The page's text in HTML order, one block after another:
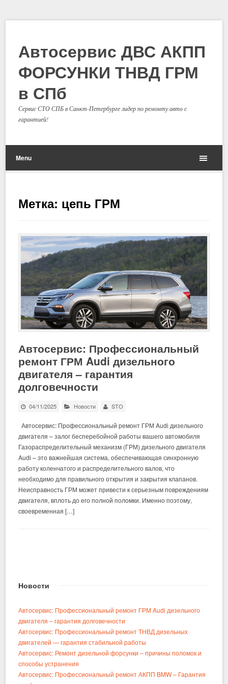
Автосервис ДВС АКПП
ФОРСУНКИ ТНВД ГРМ
в СПб
Сервис СТО СПБ в Санкт-Петербурге лидер по ремонту авто с
гарантией!
Menu
Метка: цепь ГРМ
Автосервис: Профессиональный
ремонт ГРМ Audi дизельного
двигателя – гарантия
долговечности
04/11/2025 Новости STO
Автосервис: Профессиональный ремонт ГРМ Audi дизельного
двигателя – залог бесперебойной работы вашего автомобиля
Газораспределительный механизм (ГРМ) дизельного двигателя
Audi – это важнейшая система, обеспечивающая синхронную
работу коленчатого и распределительного валов, что
необходимо для правильного открытия и закрытия клапанов.
Неисправность ГРМ может привести к серьезным повреждениям
двигателя, вплоть до его полной поломки. Именно поэтому,
своевременная […]
Новости
Автосервис: Профессиональный ремонт ГРМ Audi дизельного
двигателя – гарантия долговечности
Автосервис: Профессиональный ремонт ТНВД дизельных
двигателей — гарантия стабильной работы
Автосервис: Ремонт дизельной форсунки – причины поломок и
способы устранения
Автосервис: Профессиональный ремонт АКПП BMW – Гарантия